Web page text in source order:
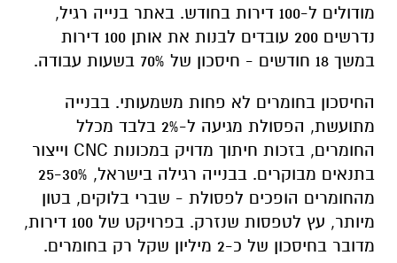
מודולים ל-100 דירות בחודש. באתר בנייה רגיל,
נדרשים 200 עובדים לבנות את אותן 100 דירות
במשך 18 חודשים - חיסכון של 70% בשעות עבודה.
החיסכון בחומרים לא פחות משמעותי. בבנייה
מתועשת, הפסולת מגיעה ל-2% בלבד מכלל
החומרים, בזכות חיתוך מדויק במכונות CNC וייצור
בתנאים מבוקרים. בבנייה רגילה בישראל, 25-30%
מהחומרים הופכים לפסולת - שברי בלוקים, בטון
מיותר, עץ לטפסות שנזרק. בפרויקט של 100 דירות,
מדובר בחיסכון של כ-2 מיליון שקל רק בחומרים.